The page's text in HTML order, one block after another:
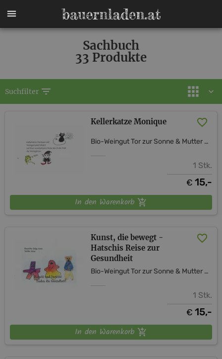
Sachbuch
33 Produkte
Suchfilter filter_list
Kellerkatze Monique
Bio-Weingut Tor zur Sonne & Mutter Erde Shop
1 Stk.
€ 15,-
In den Warenkorb
Kunst, die bewegt -
Hatschis Reise zur
Gesundheit
Bio-Weingut Tor zur Sonne & Mutter Erde Shop
1 Stk.
€ 15,-
In den Warenkorb